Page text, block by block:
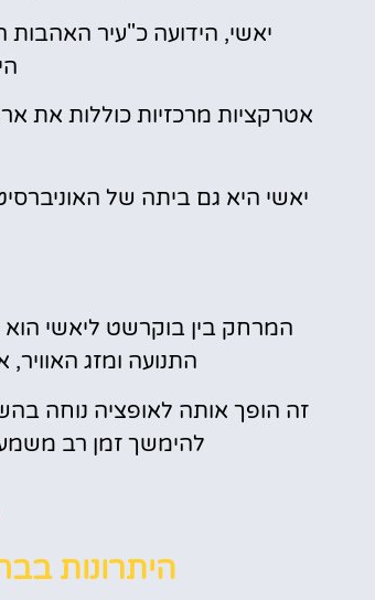
יאשי, הידועה כ"עיר
אטרקציות מרכזיות כוללות את
יאשי היא גם ביתה של
התנועה ומזג האוויר,
זה הופך אותה לאופציה נוחה
להימשך זמן רב
היתרונות